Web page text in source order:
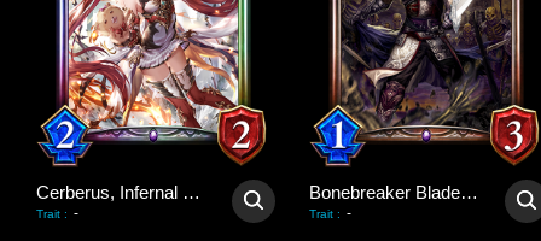
Cerberus, Infernal Hound
Trait : -
Bonebreaker Bladesman
Trait : -